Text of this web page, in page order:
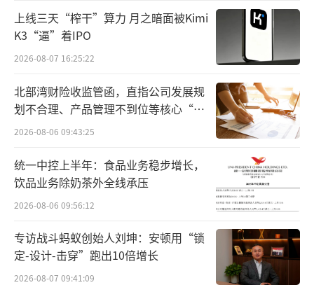
在深圳市思其晟公司CEO伍岱麒看来，欧
莱雅不断收购和投资高奢香水品牌的背后，是
基于其在香水领域业绩增长的需求所做出的动
作。香水香氛领域在美妆市场板块处于高增长
阶段，未来企业的增长点必须发力于此。
“作为全球最大的化妆品集团，欧莱雅在
护肤和彩妆类目发展进入‘成熟阶段’后，投
资香水赛道是一个必然选择。”美妆资深评论
人、美云空间电商创始人白云虎给出自己的观
业绩增长放缓
上线三天“榨干”算力 月之暗面被Kimi
K3“逼”着IPO
2026-08-07 16:25:22
北部湾财险收监管函，直指公司发展规
划不合理、产品管理不到位等核心“痛
点”
2026-08-06 09:43:25
统一中控上半年：食品业务稳步增长，
饮品业务除奶茶外全线承压
2026-08-06 09:56:12
专访战斗蚂蚁创始人刘坤：安顿用“锁
定-设计-击穿”跑出10倍增长
2026-08-07 09:41:09